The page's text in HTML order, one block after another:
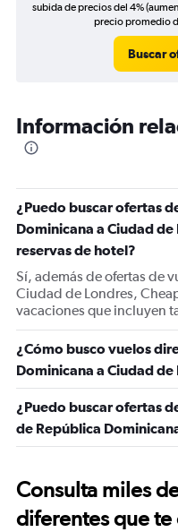
subida de precios del 4%
precio promedio
Buscar
Información
¿Puedo buscar ofertas
Dominicana a Ciudad
reservas de hotel?
Sí, además de ofertas de
Ciudad de Londres,
vacaciones que incluyen
¿Cómo busco vuelos
Dominicana a Ciudad de
¿Puedo buscar ofertas
de República
Consulta miles
diferentes que